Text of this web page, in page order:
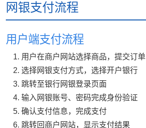
网银支付流程
用户端支付流程
用户在商户网站选择商品，提交订单
选择网银支付方式，选择开户银行
跳转至银行网银登录页面
输入网银账号、密码完成身份验证
确认支付信息，完成支付
跳转回商户网站，显示支付结果